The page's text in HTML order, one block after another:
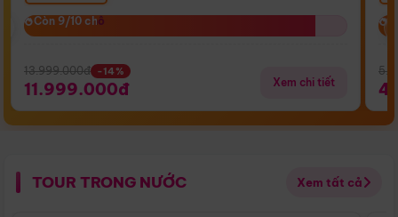
Còn 9/10 chỗ
Còn 9/10 chỗ
13.999.000đ -14%
11.999.000đ Xem chi tiết
TOUR TRONG NƯỚC Xem tất cả
Điểm nổi bật